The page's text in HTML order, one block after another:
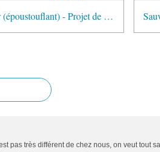
Sur le blog de Jane Burgermeister (époustouflant) - Projet de loi du sénat US : S. 666
pas très différent de chez nous, on veut tout